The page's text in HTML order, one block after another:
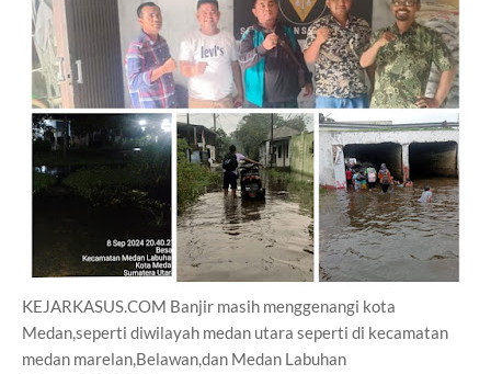
KEJARKASUS.COM Banjir masih menggenangi kota
Medan,seperti diwilayah medan utara seperti di kecamatan
medan marelan,Belawan,dan Medan Labuhan